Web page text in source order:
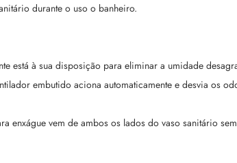
durante o uso o banheiro.
está à sua disposição para eliminar a umidade
embutido aciona automaticamente e desvia os
enxágue vem de ambos os lados do vaso sanitário